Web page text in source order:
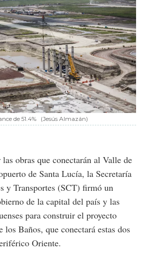
de 51.4% (Jesús Almazán)
obras que conectarán al Valle de
de Santa Lucía, la Secretaría
y Transportes (SCT) firmó un
de la capital del país y las
para construir el proyecto
los Baños, que conectará estas dos
Oriente.